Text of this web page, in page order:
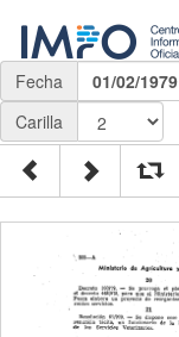
Fecha
01/02/1979
Carilla